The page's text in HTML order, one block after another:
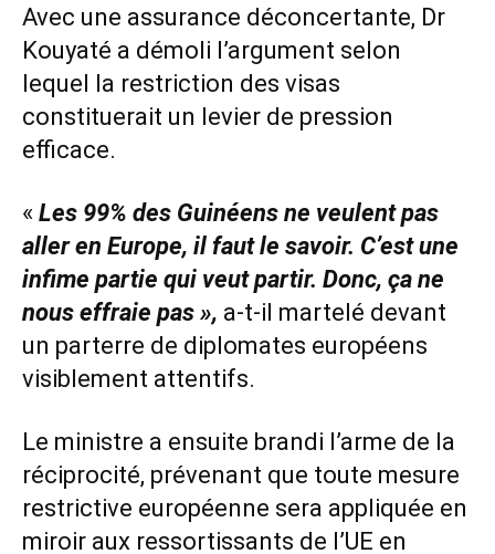
Avec une assurance déconcertante, Dr
Kouyaté a démoli l’argument selon
lequel la restriction des visas
constituerait un levier de pression
efficace.
« Les 99% des Guinéens ne veulent pas
aller en Europe, il faut le savoir. C’est une
infime partie qui veut partir. Donc, ça ne
nous effraie pas », a-t-il martelé devant
un parterre de diplomates européens
visiblement attentifs.
Le ministre a ensuite brandi l’arme de la
réciprocité, prévenant que toute mesure
restrictive européenne sera appliquée en
miroir aux ressortissants de l’UE en